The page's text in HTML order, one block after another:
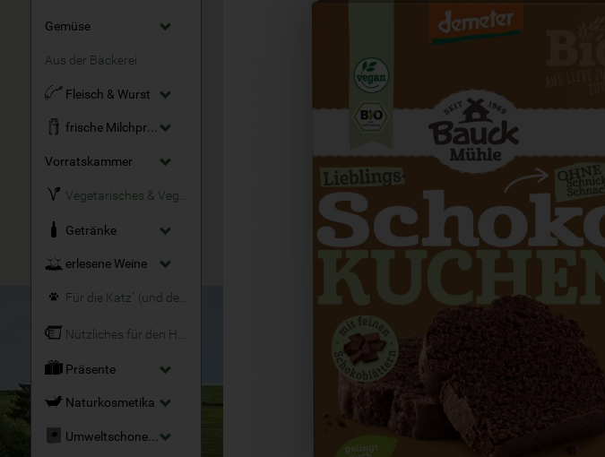
Gemüse
Aus der Bäckerei
Fleisch & Wurst
frische Milchprodukte
Vorratskammer
Getränke
erlesene Weine
Für die Katz´ (und den Hund)
Präsente
Naturkosmetika
Umweltschonende Reinigungsmittel